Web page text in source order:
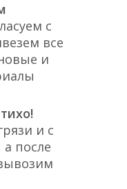
с
все
и
и с
после